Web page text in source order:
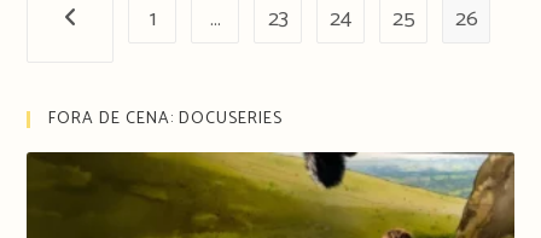
Página anterior
1 … 23 24 25 26
FORA DE CENA: DOCUSERIES